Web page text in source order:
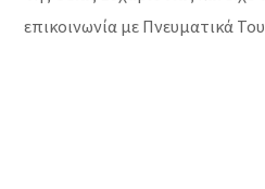
επικοινωνία με Πνευματικά